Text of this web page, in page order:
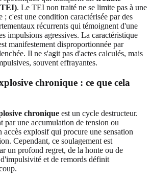
. Le TEI non traité ne se limite pas à une
c'est une condition caractérisée par des
récurrents qui témoignent d'une
impulsions agressives. La caractéristique
manifestement disproportionnée par
Il ne s'agit pas d'actes calculés, mais
souvent effrayantes.
chronique : ce que cela
chronique est un cycle destructeur.
par une accumulation de tension ou
explosif qui procure une sensation
Cependant, ce soulagement est
un profond regret, de la honte ou de
et de remords définit